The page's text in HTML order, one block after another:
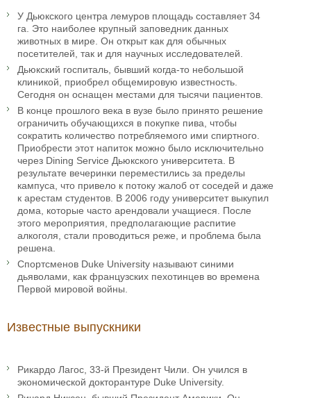
У Дьюкского центра лемуров площадь составляет 34
га. Это наиболее крупный заповедник данных
животных в мире. Он открыт как для обычных
посетителей, так и для научных исследователей.
Дьюкский госпиталь, бывший когда-то небольшой
клиникой, приобрел общемировую известность.
Сегодня он оснащен местами для тысячи пациентов.
В конце прошлого века в вузе было принято решение
ограничить обучающихся в покупке пива, чтобы
сократить количество потребляемого ими спиртного.
Приобрести этот напиток можно было исключительно
через Dining Service Дьюкского университета. В
результате вечеринки переместились за пределы
кампуса, что привело к потоку жалоб от соседей и даже
к арестам студентов. В 2006 году университет выкупил
дома, которые часто арендовали учащиеся. После
этого мероприятия, предполагающие распитие
алкоголя, стали проводиться реже, и проблема была
решена.
Спортсменов Duke University называют синими
дьяволами, как французских пехотинцев во времена
Первой мировой войны.
Известные выпускники
Рикардо Лагос, 33-й Президент Чили. Он учился в
экономической докторантуре Duke University.